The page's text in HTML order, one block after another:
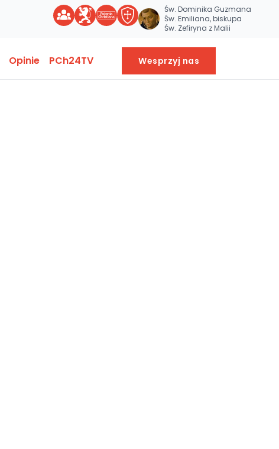
Św. Dominika Guzmana
Św. Emiliana, biskupa
Św. Zefiryna z Malii
Opinie PCh24TV Wesprzyj nas